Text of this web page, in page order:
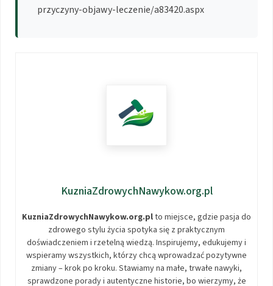
przyczyny-objawy-leczenie/a83420.aspx
KuzniaZdrowychNawykow.org.pl
KuzniaZdrowychNawykow.org.plto miejsce, gdzie pasja do
zdrowego stylu życia spotyka się z praktycznym
doświadczeniem i rzetelną wiedzą. Inspirujemy, edukujemy i
wspieramy wszystkich, którzy chcą wprowadzać pozytywne
zmiany – krok po kroku. Stawiamy na małe, trwałe nawyki,
sprawdzone porady i autentyczne historie, bo wierzymy, że